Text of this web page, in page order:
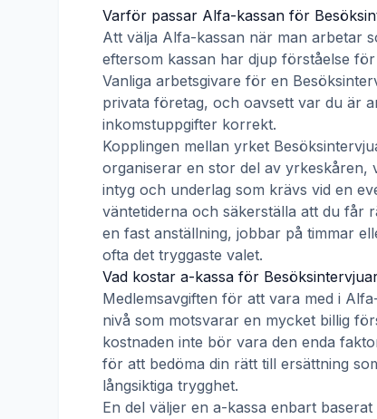
Varför passar Alfa-kassan för
Att välja Alfa-kassan när man arbetar
eftersom kassan har djup förståelse
Vanliga arbetsgivare för en
privata företag, och oavsett var du är
inkomstuppgifter korrekt.
Kopplingen mellan yrket
organiserar en stor del av yrkeskåren,
intyg och underlag som krävs vid en
väntetiderna och säkerställa att du får
en fast anställning, jobbar på timmar
ofta det tryggaste valet.
Vad kostar a-kassa för
Medlemsavgiften för att vara med i
nivå som motsvarar en mycket billig
kostnaden inte bör vara den enda
för att bedöma din rätt till ersättning
långsiktiga trygghet.
En del väljer en a-kassa enbart